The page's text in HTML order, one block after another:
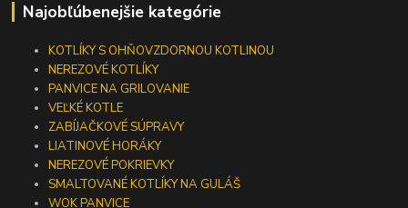
Najobľúbenejšie kategórie
KOTLÍKY S OHŇOVZDORNOU KOTLINOU
NEREZOVÉ KOTLÍKY
PANVICE NA GRILOVANIE
VEĽKÉ KOTLE
ZABÍJAČKOVÉ SÚPRAVY
LIATINOVÉ HORÁKY
NEREZOVÉ POKRIEVKY
SMALTOVANÉ KOTLÍKY NA GULÁŠ
WOK PANVICE